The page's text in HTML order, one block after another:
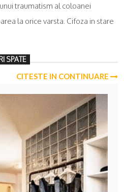
traumatism al coloanei
la orice varsta. Cifoza in stare
SPATE
CITESTE IN CONTINUARE